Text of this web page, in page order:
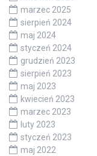
marzec 2025
sierpień 2024
maj 2024
styczeń 2024
grudzień 2023
sierpień 2023
maj 2023
kwiecień 2023
marzec 2023
luty 2023
styczeń 2023
maj 2022